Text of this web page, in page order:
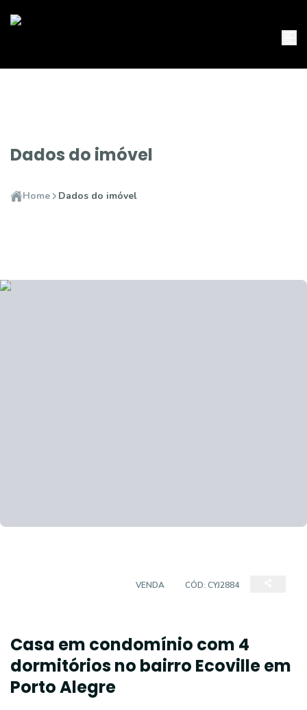
Dados do imóvel
Home Dados do imóvel
VENDA CÓD: CYJ2884
Casa em condomínio com 4
dormitórios no bairro Ecoville em
Porto Alegre